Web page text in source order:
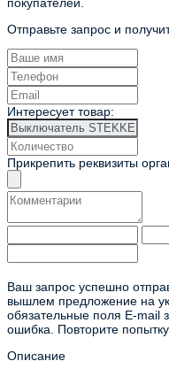
Отправьте запрос и
Интересует товар:
Прикрепить реквизиты
Ваш запрос успешно
вышлем предложение на
обязательные поля E-mail
ошибка. Повторите
Описание